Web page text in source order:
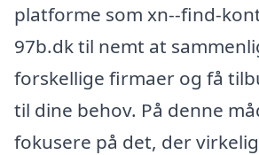
platforme som xn--find-
97b.dk til nemt at
forskellige firmaer og få
til dine behov. På denne
fokusere på det, der